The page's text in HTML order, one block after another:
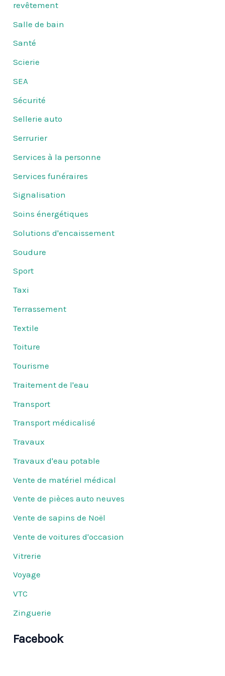
revêtement
Salle de bain
Santé
Scierie
SEA
Sécurité
Sellerie auto
Serrurier
Services à la personne
Services funéraires
Signalisation
Soins énergétiques
Solutions d'encaissement
Soudure
Sport
Taxi
Terrassement
Textile
Toiture
Tourisme
Traitement de l'eau
Transport
Transport médicalisé
Travaux
Travaux d'eau potable
Vente de matériel médical
Vente de pièces auto neuves
Vente de sapins de Noël
Vente de voitures d'occasion
Vitrerie
Voyage
VTC
Zinguerie
Facebook